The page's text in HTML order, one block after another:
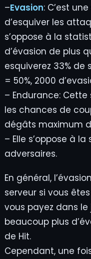
–Evasion: C’est
d’esquiver les
s’oppose à la
d’évasion de plus
esquiverez 33% de
= 50%, 2000
– Endurance:
les chances de
dégâts maximum
– Elle s’oppose à
adversaires.
En général,
serveur si vous
vous payez dans le
beaucoup plus
de Hit.
Cependant, une